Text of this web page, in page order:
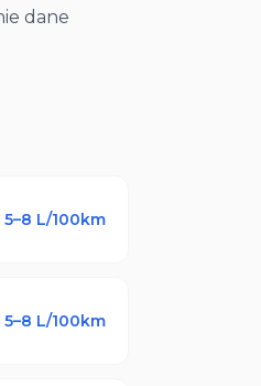
dane
5–8 L/100km
5–8 L/100km